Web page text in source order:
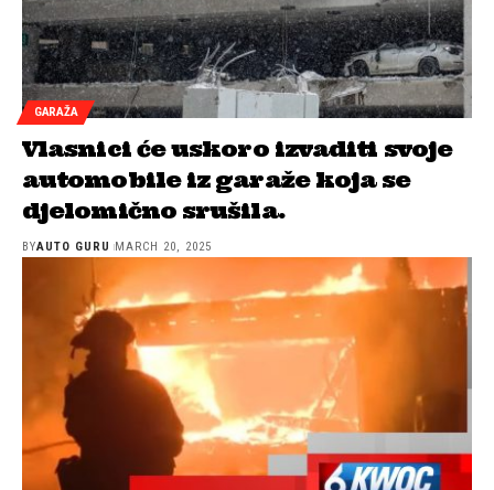
GARAŽA
Vlasnici će uskoro izvaditi svoje
automobile iz garaže koja se
djelomično srušila.
BYAUTO GURU MARCH 20, 2025